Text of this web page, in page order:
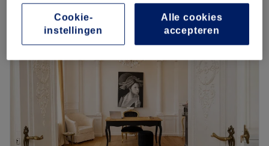
Maandag 09:00–19:00
Dinsdag
09:00–19:00
Woensdag
09:00–19:00
Vrijdag
09:00–19:00
Zaterdag
Zondag
Sérénissime Esthetic est un institut de beauté situé à
Bruxelles, dans le quartier Européen. C'est un lieu dédié à
Alle cookies
accepteren
Cookie-
instellingen